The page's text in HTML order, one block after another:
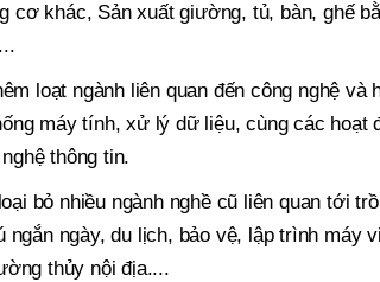
cơ khác, Sản xuất giường, tủ, bàn, ghế
loạt ngành liên quan đến công nghệ và
máy tính, xử lý dữ liệu, cùng các hoạt
thông tin.
bỏ nhiều ngành nghề cũ liên quan tới
ngày, du lịch, bảo vệ, lập trình máy
thủy nội địa....